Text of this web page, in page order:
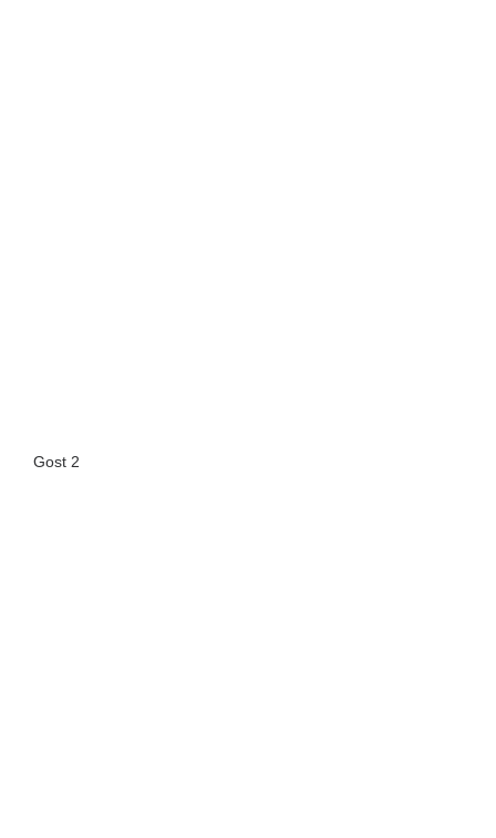
Gost 2